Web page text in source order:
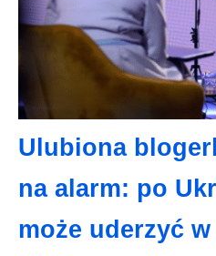
Ulubiona
na alarm: po
może uderzyć